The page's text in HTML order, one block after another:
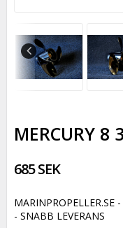
MERCURY 8
685 SEK
MARINPROPELLER.SE
- SNABB LEVERANS